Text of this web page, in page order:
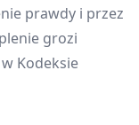
prawdy i przez
grozi
Kodeksie